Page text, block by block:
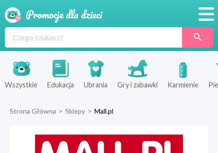
Produkty
Sklepy
Wszystkie Edukacja Ubrania Gry i zabawki Karmienie
Strona Główna > Sklepy > Mall.pl